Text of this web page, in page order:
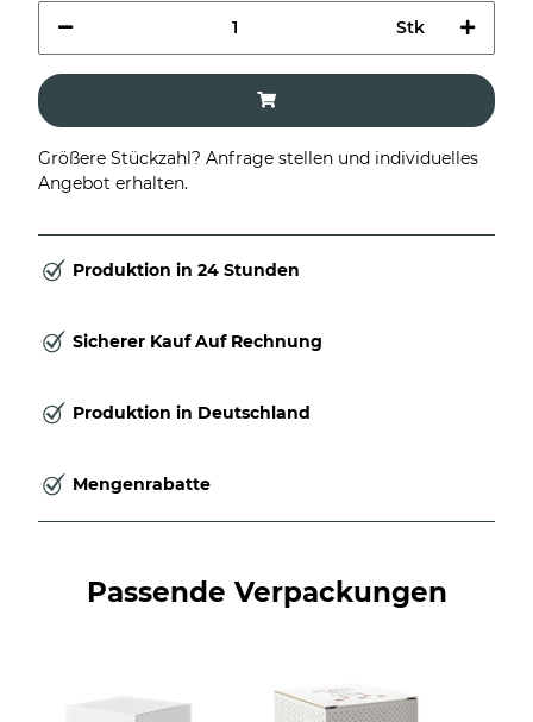
Stk
Größere Stückzahl? Anfrage stellen und individuelles
Angebot erhalten.
Produktion in 24 Stunden
Sicherer Kauf Auf Rechnung
Produktion in Deutschland
Mengenrabatte
Passende Verpackungen